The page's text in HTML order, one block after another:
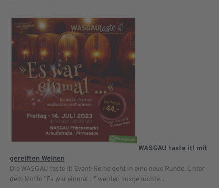
WASGAU taste it! mit
gereiften Weinen
Die WASGAU taste it! Event-Reihe geht in eine neue Runde. Unter
dem Motto "Es war einmal ..." werden ausgesuchte...